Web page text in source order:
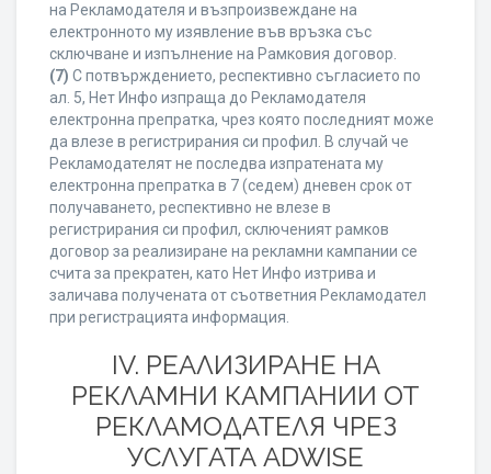
на Рекламодателя и възпроизвеждане на
електронното му изявление във връзка със
сключване и изпълнение на Рамковия договор.
(7) С потвърждението, респективно съгласието по
ал. 5, Нет Инфо изпраща до Рекламодателя
електронна препратка, чрез която последният може
да влезе в регистрирания си профил. В случай че
Рекламодателят не последва изпратената му
електронна препратка в 7 (седем) дневен срок от
получаването, респективно не влезе в
регистрирания си профил, сключеният рамков
договор за реализиране на рекламни кампании се
счита за прекратен, като Нет Инфо изтрива и
заличава получената от съответния Рекламодател
при регистрацията информация.
IV. РЕАЛИЗИРАНЕ НА
РЕКЛАМНИ КАМПАНИИ ОТ
РЕКЛАМОДАТЕЛЯ ЧРЕЗ
УСЛУГАТА ADWISE